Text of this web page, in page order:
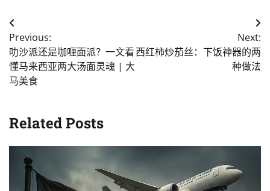
Post
navigation
Previous:
叻沙派还是咖喱面派？一文看
懂马来西亚两大汤面灵魂 | 大
马美食
Next:
西红柿炒茄丝：下饭神器的两
种做法
Related Posts